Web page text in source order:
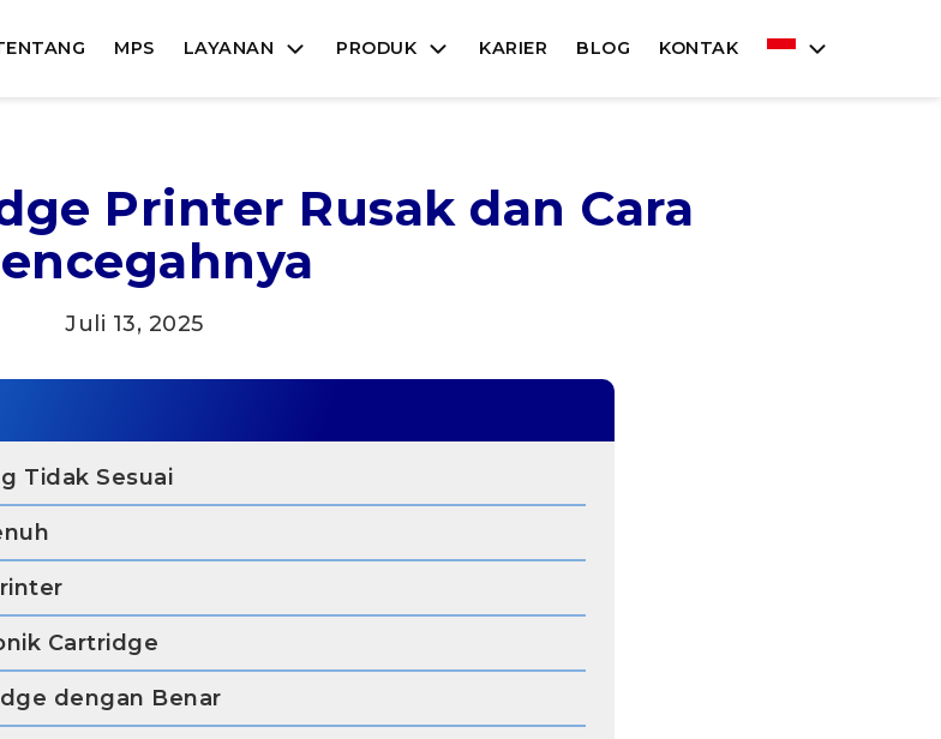
MPS LAYANAN PRODUK KARIER BLOG KONTAK
Printer Rusak dan Cara
Juli 13, 2025
Tidak Sesuai
Cartridge
dengan Benar